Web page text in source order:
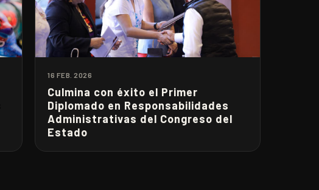
16 FEB. 2026
Culmina con éxito el Primer
Diplomado en Responsabilidades
Administrativas del Congreso del
Estado